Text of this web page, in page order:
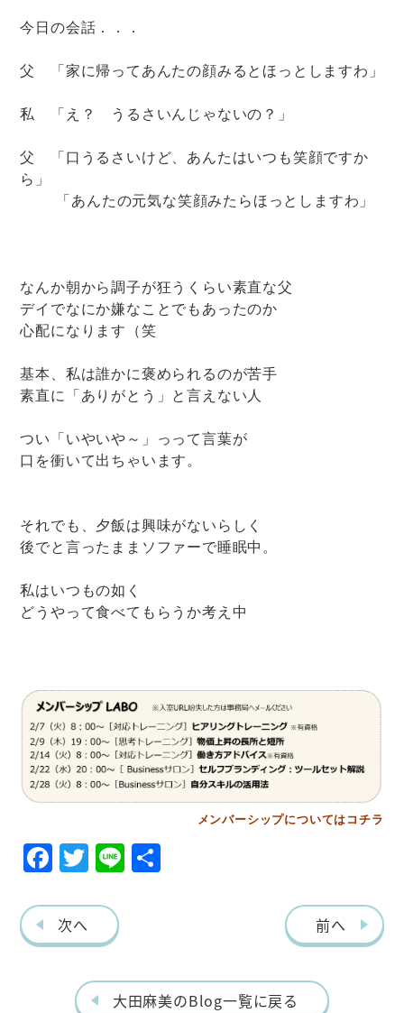
今日の会話．．．
父 「家に帰ってあんたの顔みるとほっとしますわ」
私 「え？ うるさいんじゃないの？」
父 「口うるさいけど、あんたはいつも笑顔ですか
ら」
「あんたの元気な笑顔みたらほっとしますわ」
なんか朝から調子が狂うくらい素直な父
デイでなにか嫌なことでもあったのか
心配になります（笑
基本、私は誰かに褒められるのが苦手
素直に「ありがとう」と言えない人
つい「いやいや～」っって言葉が
口を衝いて出ちゃいます。
それでも、夕飯は興味がないらしく
後でと言ったままソファーで睡眠中。
私はいつもの如く
どうやって食べてもらうか考え中
メンバーシップについてはコチラ
F
eb
o
T
itt
er
Li
次へ 前へ
大田麻美のBlog一覧に戻る